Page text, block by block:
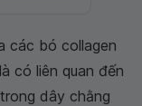
các bó collagen
có liên quan đến
dây chằng